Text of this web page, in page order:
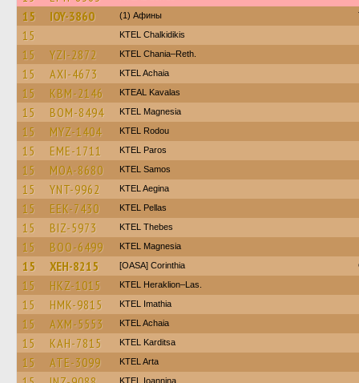
15 IOY-3860 (1) Афины
15 ΚΤΕL Chalkidikis
15 YZI-2872 KTEL Chania–Reth.
15 AXI-4673 KTEL Achaia
15 KBM-2146 KTEAL Kavalas
15 BOM-8494 ΚΤΕL Magnesia
15 MYZ-1404 ΚΤΕL Rodou
15 EME-1711 KTEL Paros
15 MOA-8680 KTEL Samos
15 YNT-9962 KTEL Aegina
15 EEK-7430 KTEL Pellas
15 BIZ-5973 KTEL Thebes
15 BOO-6499 ΚΤΕL Magnesia
15 XEH-8215 [OASA] Corinthia
15 HKZ-1015 KTEL Heraklion–Las.
15 HMK-9815 KTEL Imathia
15 AXM-5553 KTEL Achaia
15 KAH-7815 ΚΤΕL Karditsa
15 ATE-3099 KTEL Arta
KTEL Ioannina